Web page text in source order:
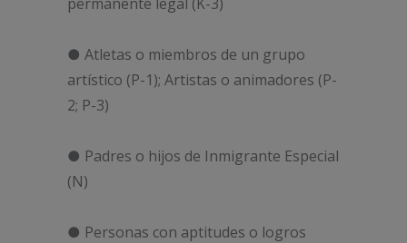
● Atletas o miembros de un grupo
artístico (P-1); Artistas o animadores (P-
2; P-3)
● Padres o hijos de Inmigrante Especial
(N)
● Personas con aptitudes o logros